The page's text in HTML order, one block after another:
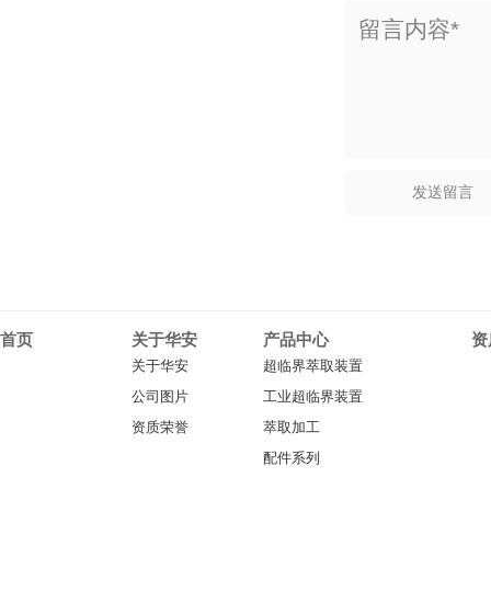
首页 关于华安
关于华安
公司图片
资质荣誉
产品中心
超临界萃取装置
工业超临界装置
萃取加工
配件系列